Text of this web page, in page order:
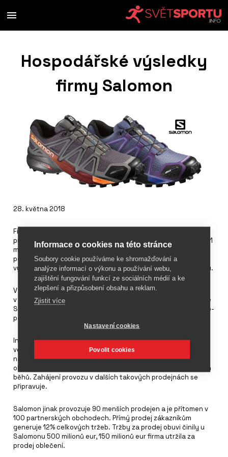
Hospodářské výsledky
firmy Salomon
28. května 2018
Firma
prodeje. Tržby této firmy se v loňském roce zvýšily o 1% na 861
milionů. Hospodářským výsledkům napomohly příznivé
povětrnostní podmínky a vydařená lyžařská sezóna, celkové
výsledky snižovaly změny měnových kurzů hlavně vůči dolaru.
V USA Salomon utržil 117 milionů eur, ve Francii 101 milionů eur,
v Německu tržby činily 90 milionů. Kolem 68% z tržeb generuje
Salomonu evropský trh, 23% americký, 9% připadne na asijsko-
pacifický region.
Investice do vlastních prodejen přinesly otevření prvního
velkého obchodu v Paříži v dubnu letošního roku, který bude
nabízet veškerý sortiment firmy včetně S/Lab konceptu pro
obuv. Firma pořádá více testování a zúčastňuje se městských
běhů. Zahájení provozu v dalších takových prodejnách se
připravuje.
Salomon jinak provozuje 90 menších prodejen a je přítomen v
100 partnerských obchodech. Přímý prodej zákazníkům
generuje 12% celkových tržeb. Tržby za prodej obuvi činily u
Salomonu 500 milionů eur, 150 milionů eur firma utržila za
prodej oblečení.
Informace o cookies na této stránce
Soubory cookie používáme ke shromažďování a
analýze informací o výkonu a používání webu,
zajištění fungování funkcí ze sociálních médií a ke
zlepšení a přizpůsobení obsahu a reklam.
Zjistit více
Nastavení cookies
Povolit cookies